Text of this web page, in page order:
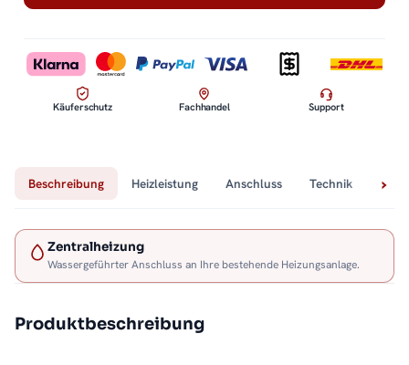
Käuferschutz Fachhandel Support
Beschreibung Heizleistung Anschluss Technik
Zentralheizung
Wassergeführter Anschluss an Ihre bestehende Heizungsanlage.
Produktbeschreibung